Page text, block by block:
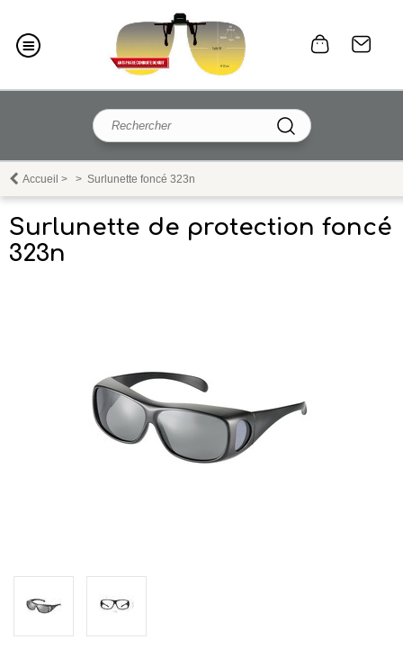
Accueil > > Surlunette foncé 323n
Surlunette de protection foncé
323n